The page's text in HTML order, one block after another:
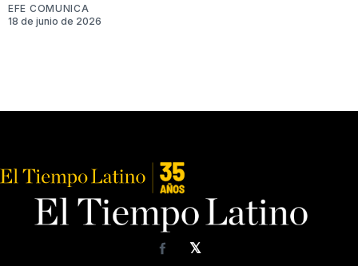
EFE COMUNICA
18 de junio de 2026
𝕏
Facebook